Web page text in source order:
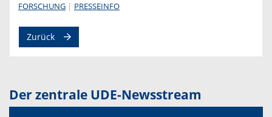
FORSCHUNG PRESSEINFO
Zurück
Der zentrale UDE-Newsstream